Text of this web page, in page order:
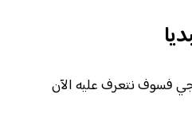
فسوف نتعرف عليه الآن